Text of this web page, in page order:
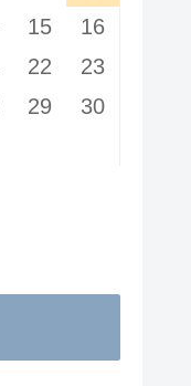
15
16
22
23
29
30